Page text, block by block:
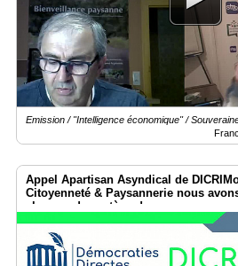
Emission / "Intelligence économique" /
Appel Apartisan Asyndical de
Citoyenneté & Paysannerie nous
changer de système !